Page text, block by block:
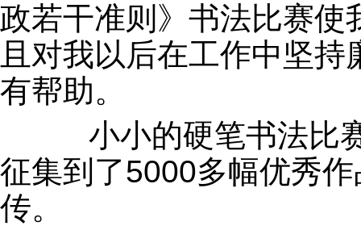
政若干准则》书法比赛使
且对我以后在工作中坚
有帮助。
小小的硬笔书法比赛
征集到了5000多幅优秀
传。